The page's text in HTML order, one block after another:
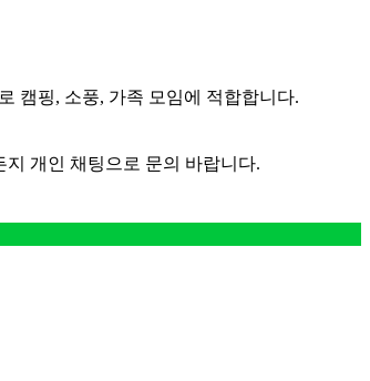
캠핑, 소풍, 가족 모임에 적합합니다.
개인 채팅으로 문의 바랍니다.